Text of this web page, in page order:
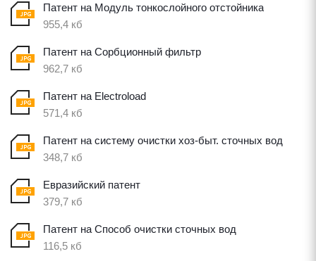
Патент на Модуль тонкослойного отстойника
955,4 кб
Патент на Сорбционный фильтр
962,7 кб
Патент на Electroload
571,4 кб
Патент на систему очистки хоз-быт. сточных вод
348,7 кб
Евразийский патент
379,7 кб
Патент на Способ очистки сточных вод
116,5 кб